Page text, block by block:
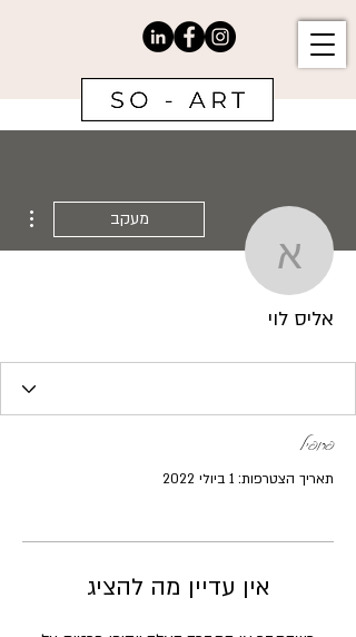
אליס לוי
מעקב
אליס לוי
פרופיל
תאריך הצטרפות: 1 ביולי 2022
אין עדיין מה להציג